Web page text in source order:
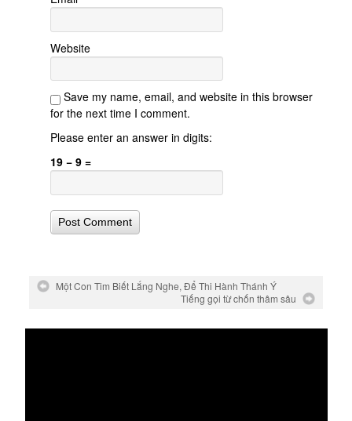
Website
Save my name, email, and website in this browser
for the next time I comment.
Please enter an answer in digits:
19 − 9 =
Một Con Tim Biết Lắng Nghe, Để Thi Hành Thánh Ý
Tiếng gọi từ chốn thâm sâu